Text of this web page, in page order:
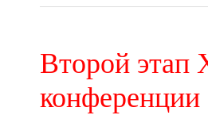
Второй
конференции